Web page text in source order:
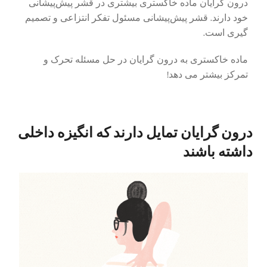
خود دارند. قشر پیش‌پیشانی مسئول تفکر انتزاعی و تصمیم
گیری است.
ماده خاکستری به درون گرایان در حل مسئله تحرک و
تمرکز بیشتر می دهد!
درون گرایان تمایل دارند که انگیزه داخلی
داشته باشند